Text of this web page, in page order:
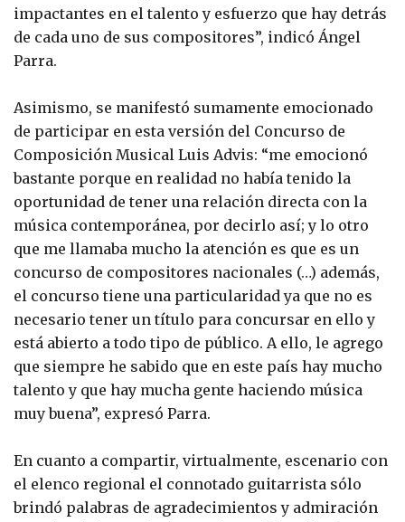
impactantes en el talento y esfuerzo que hay detrás
de cada uno de sus compositores”, indicó Ángel
Parra.
Asimismo, se manifestó sumamente emocionado
de participar en esta versión del Concurso de
Composición Musical Luis Advis: “me emocionó
bastante porque en realidad no había tenido la
oportunidad de tener una relación directa con la
música contemporánea, por decirlo así; y lo otro
que me llamaba mucho la atención es que es un
concurso de compositores nacionales (…) además,
el concurso tiene una particularidad ya que no es
necesario tener un título para concursar en ello y
está abierto a todo tipo de público. A ello, le agrego
que siempre he sabido que en este país hay mucho
talento y que hay mucha gente haciendo música
muy buena”, expresó Parra.
En cuanto a compartir, virtualmente, escenario con
el elenco regional el connotado guitarrista sólo
brindó palabras de agradecimientos y admiración